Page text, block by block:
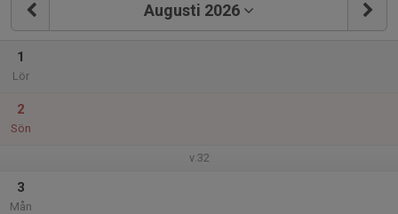
Augusti 2026
1
Lör
2
Sön
v.32
3
Mån